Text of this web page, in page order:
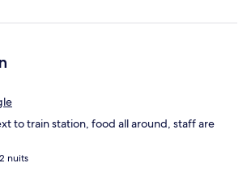
to train station, food all around, staff are
nuits